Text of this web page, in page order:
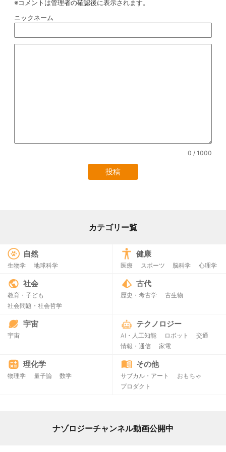
※コメントは管理者の確認後に表示されます。
ニックネーム
0 / 1000
カテゴリー覧
自然
生物学 地球科学
健康
医療 スポーツ 脳科学 心理学
社会
教育・子ども
社会問題・社会哲学
古代
歴史・考古学 古生物
宇宙
宇宙
テクノロジー
AI・人工知能 ロボット
交通
情報・通信
家電
理化学
物理学 量子論 数学
その他
サブカル・アート
おもちゃ
プロダクト
ナゾロジーチャンネル動画公開中